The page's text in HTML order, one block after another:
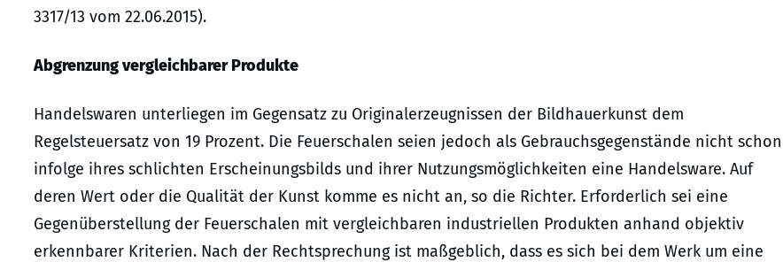
3317/13 vom 22.06.2015).
Abgrenzung vergleichbarer Produkte
Handelswaren unterliegen im Gegensatz zu Originalerzeugnissen der Bildhauerkunst dem
Regelsteuersatz von 19 Prozent. Die Feuerschalen seien jedoch als Gebrauchsgegenstände nicht schon
infolge ihres schlichten Erscheinungsbilds und ihrer Nutzungsmöglichkeiten eine Handelsware. Auf
deren Wert oder die Qualität der Kunst komme es nicht an, so die Richter. Erforderlich sei eine
Gegenüberstellung der Feuerschalen mit vergleichbaren industriellen Produkten anhand objektiv
erkennbarer Kriterien. Nach der Rechtsprechung ist maßgeblich, dass es sich bei dem Werk um eine